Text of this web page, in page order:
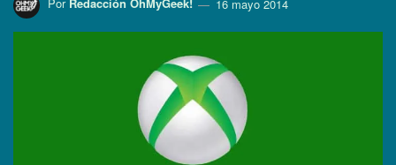
Por Redacción OhMyGeek! 16 mayo 2014